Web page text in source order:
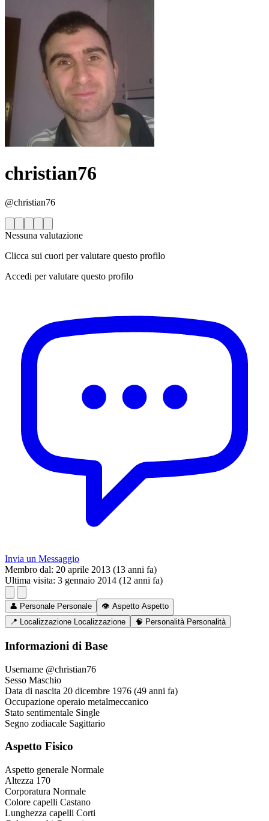
christian76
@christian76
Nessuna valutazione
Clicca sui cuori per valutare questo profilo
Accedi per valutare questo profilo
Invia un Messaggio
Membro dal: 20 aprile 2013 (13 anni fa)
Ultima visita: 3 gennaio 2014 (12 anni fa)
👤 Personale Personale 👁️ Aspetto Aspetto
📍 Localizzazione Localizzazione 🧠 Personalità Personalità
Informazioni di Base
Username @christian76
Sesso Maschio
Data di nascita 20 dicembre 1976 (49 anni fa)
Occupazione operaio metalmeccanico
Stato sentimentale Single
Segno zodiacale Sagittario
Aspetto Fisico
Aspetto generale Normale
Altezza 170
Corporatura Normale
Colore capelli Castano
Lunghezza capelli Corti